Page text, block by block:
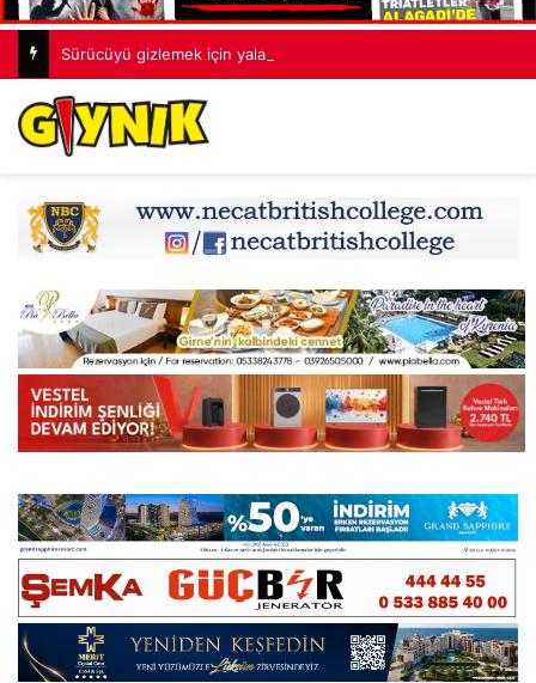
Sürücüyü gizlemek için yalan söyledi